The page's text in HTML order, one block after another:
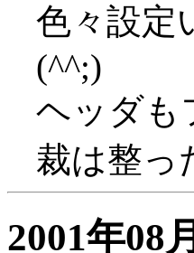
色々設定
(^^;)
ヘッダも
裁は整っ
2001年08